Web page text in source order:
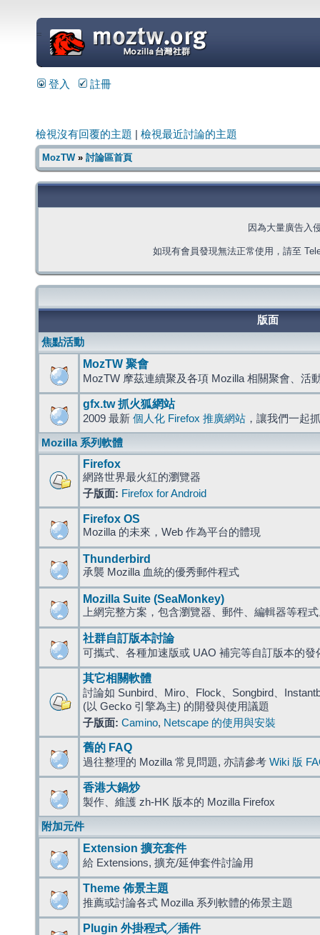
=
登入 註冊
檢視沒有回覆的主題 檢視最近討論的主題
MozTW» 討論區首頁
因為大量廣告入
如現有會員發現無法正常使用，請至
版面
焦點活動
MozTW 聚會
MozTW 摩茲連續聚及各項 Mozilla 相關聚會、活
gfx.tw 抓火狐網站
2009 最新 個人化 Firefox 推廣網站 ，讓我們一起
Mozilla 系列軟體
Firefox
網路世界最火紅的瀏覽器
子版面: Firefox for Android
Firefox OS
Mozilla 的未來，Web 作為平台的體現
Thunderbird
承襲 Mozilla 血統的優秀郵件程式
Mozilla Suite (SeaMonkey)
上網完整方案，包含瀏覽器、郵件、編輯器等程
社群自訂版本討論
可攜式、各種加速版或 UAO 補完等自訂版本的發
其它相關軟體
討論如 Sunbird、Miro、Flock、Songbird、
(以 Gecko 引擎為主) 的開發與使用議題
子版面: Camino, Netscape 的使用與安裝
舊的 FAQ
過往整理的 Mozilla 常見問題, 亦請參考 Wiki 版
香港大鍋炒
製作、維護 zh-HK 版本的 Mozilla Firefox
附加元件
Extension 擴充套件
給 Extensions, 擴充/延伸套件討論用
Theme 佈景主題
推薦或討論各式 Mozilla 系列軟體的佈景主題
Plugin 外掛程式╱插件